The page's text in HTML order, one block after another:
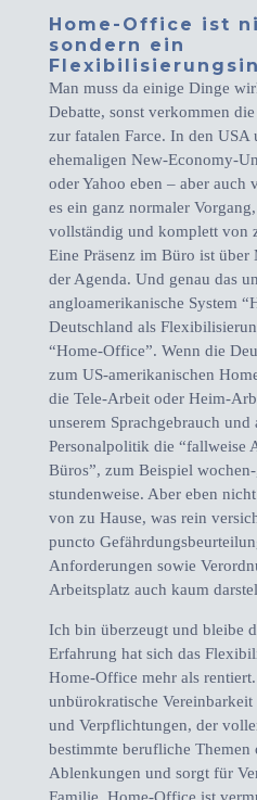
Home-Office ist
sondern ein
Man muss da einige Dinge
Debatte, sonst verkommen
zur fatalen Farce. In den USA
ehemaligen New-Economy-
oder Yahoo eben – aber auch
es ein ganz normaler
vollständig und komplett von
Eine Präsenz im Büro ist
der Agenda. Und genau das
angloamerikanische System
Deutschland als
“Home-Office”. Wenn die
zum US-amerikanischen
die Tele-Arbeit oder Heim-
unserem Sprachgebrauch
Personalpolitik die “fallweise
Büros”, zum Beispiel
stundenweise. Aber eben
von zu Hause, was rein
puncto
Anforderungen sowie
Arbeitsplatz auch kaum
Ich bin überzeugt und bleibe
Erfahrung hat sich das
Home-Office mehr als
unbürokratische
und Verpflichtungen, der
bestimmte berufliche Themen
Ablenkungen und sorgt für